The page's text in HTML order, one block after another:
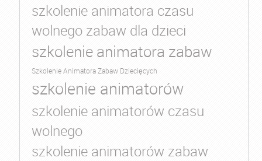
szkolenie animatora czasu
wolnego zabaw dla dzieci
szkolenie animatora zabaw
Szkolenie Animatora Zabaw Dziecięcych
szkolenie animatorów
szkolenie animatorów czasu
wolnego
szkolenie animatorów zabaw